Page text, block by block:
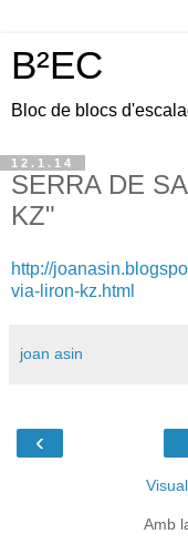
B²EC
Bloc de blocs
12.1.14
SERRA DE
KZ"
http://
via-liron-kz.html
joan asin
‹
Amb